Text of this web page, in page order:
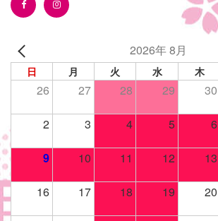
manager/wp-
top-
2026年 8月
日 月 火 水 木
26 27 28 29 30
2 3 4 5 6
9 10 11 12 13
16 17 18 19 20